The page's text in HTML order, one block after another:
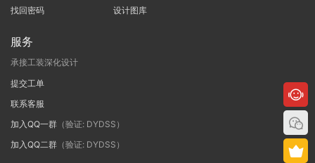
找回密码
设计图库
服务
承接工装深化设计
提交工单
联系客服
加入QQ一群 （验证: DYDSS）
加入QQ二群 （验证: DYDSS）